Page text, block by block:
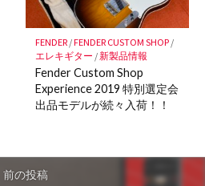
FENDER/FENDER CUSTOM SHOP/
エレキギター /新製品情報
Fender Custom Shop
Experience 2019 特別選定会
出品モデルが続々入荷！！
前の投稿